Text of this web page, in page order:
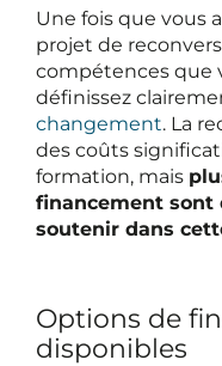
Une fois que vous
projet de
compétences que
définissez
changement. La
des coûts
formation, mais
financement sont
soutenir dans
Options de
disponibles